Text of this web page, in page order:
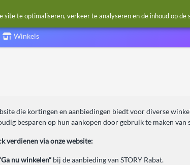
Winkels
die kortingen en aanbiedingen biedt voor diverse
besparen op hun aankopen door gebruik te maken
verdienen via onze website:
nu winkelen” bij de aanbieding van STORY Rabat.
te optimaliseren, verkeer te analyseren en de inhoud op